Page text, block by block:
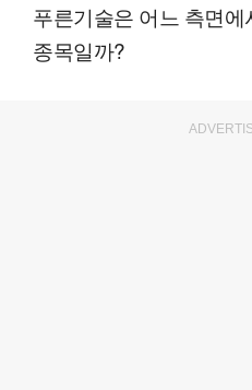
푸른기술은 어느 측면
종목일까?